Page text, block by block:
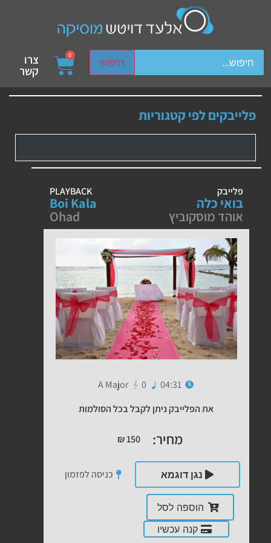
חיפוש
device users, explore by touch or with swipe gestures.
0 צרו
קשר
פלייבקים לפי קטגוריות
פלייבק
בואי כלה
אוהד מוסקוביץ
PLAYBACK
Boi Kala
Ohad
04:31
0
A Major
את הפלייבק ניתן לקבל בכל הסולמות
מחיר: ₪150
נגן דוגמא כניסה לפזמון
הוספה לסל
קנה עכשיו